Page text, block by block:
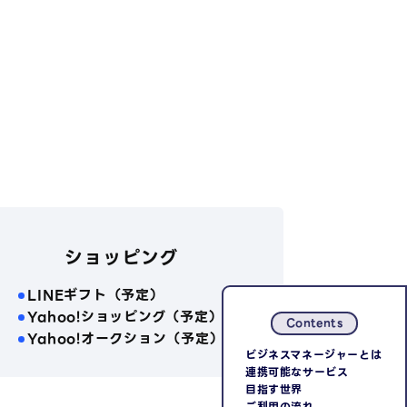
Contents
ビジネスマネージャーとは
連携可能なサービス
目指す世界
ショッピング
LINEギフト（予定）
Yahoo!ショッピング（予定）
Yahoo!オークション（予定）